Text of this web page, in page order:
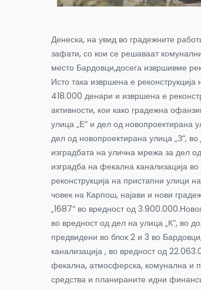
Денеска, на увид во градежните
зафати, со кои се решаваат
место Бардовци,досега извршивме
Исто така извршена е
418.000 денари и извршена е
активности, кои како градежна
улица „Е“ и дел од новопроектирана
дел од новопроектирана улица „З“,
изградбата на улична мрежа за дел
изградба на фекална канализација
реконструкција на пристапни улици
човек на Карпош, најави и нови
„1687“ во вредност од
во вредност од дел на улица „К“, во
предвидени во блок 2 и 3 во
канализација , во вредност од
фекална, атмосферска, комунална и
средства и планираните идни